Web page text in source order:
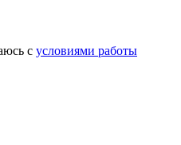
с условиями работы